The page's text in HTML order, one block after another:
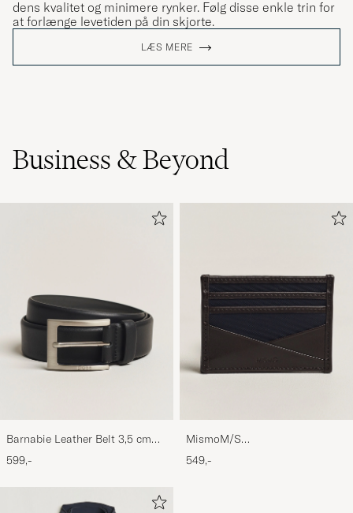
dens kvalitet og minimere rynker. Følg disse enkle trin for
at forlænge levetiden på din skjorte.
LÆS MERE
Business & Beyond
Barnabie Leather Belt 3,5 cm
Black
599,-
MismoM/S
CardholderNavy/Dark Brown
549,-